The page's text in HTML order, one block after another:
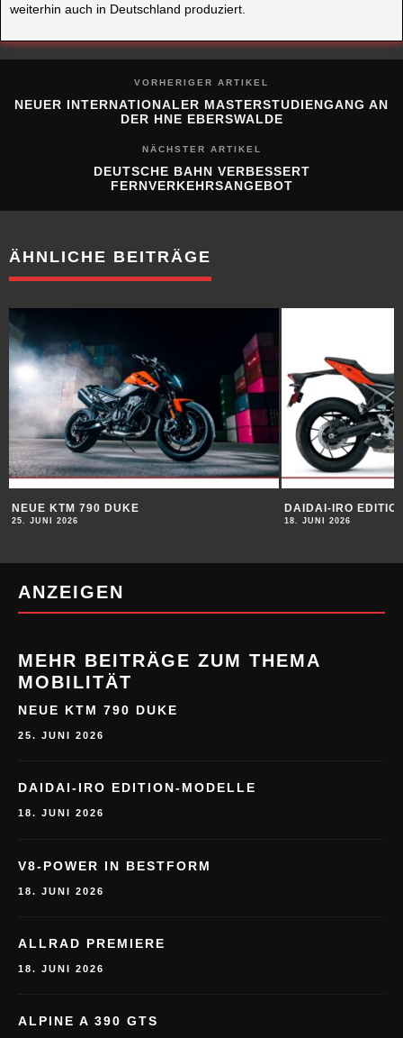
weiterhin auch in Deutschland produziert.
VORHERIGER ARTIKEL
NEUER INTERNATIONALER MASTERSTUDIENGANG AN
DER HNE EBERSWALDE
NÄCHSTER ARTIKEL
DEUTSCHE BAHN VERBESSERT
FERNVERKEHRSANGEBOT
ÄHNLICHE BEITRÄGE
NEUE KTM 790 DUKE
25. JUNI 2026
DAIDAI-IRO
18. JUNI 2026
ANZEIGEN
MEHR BEITRÄGE ZUM THEMA
MOBILITÄT
NEUE KTM 790 DUKE
25. JUNI 2026
DAIDAI-IRO EDITION-MODELLE
18. JUNI 2026
V8-POWER IN BESTFORM
18. JUNI 2026
ALLRAD PREMIERE
18. JUNI 2026
ALPINE A 390 GTS